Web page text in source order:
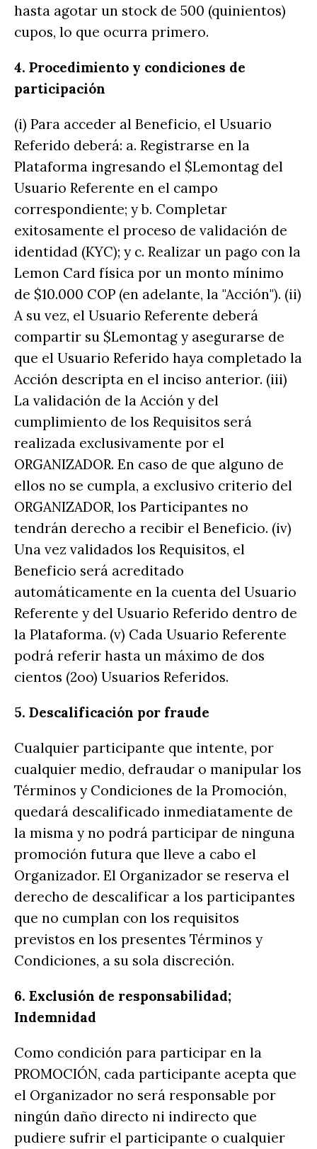
hasta agotar un stock de 500 (quinientos)
cupos, lo que ocurra primero.
4. Procedimiento y condiciones de
participación
(i) Para acceder al Beneficio, el Usuario
Referido deberá: a. Registrarse en la
Plataforma ingresando el $Lemontag del
Usuario Referente en el campo
correspondiente; y b. Completar
exitosamente el proceso de validación de
identidad (KYC); y c. Realizar un pago con la
Lemon Card física por un monto mínimo
de $10.000 COP (en adelante, la "Acción"). (ii)
A su vez, el Usuario Referente deberá
compartir su $Lemontag y asegurarse de
que el Usuario Referido haya completado la
Acción descripta en el inciso anterior. (iii)
La validación de la Acción y del
cumplimiento de los Requisitos será
realizada exclusivamente por el
ORGANIZADOR. En caso de que alguno de
ellos no se cumpla, a exclusivo criterio del
ORGANIZADOR, los Participantes no
tendrán derecho a recibir el Beneficio. (iv)
Una vez validados los Requisitos, el
Beneficio será acreditado
automáticamente en la cuenta del Usuario
Referente y del Usuario Referido dentro de
la Plataforma. (v) Cada Usuario Referente
podrá referir hasta un máximo de dos
cientos (2oo) Usuarios Referidos.
5. Descalificación por fraude
Cualquier participante que intente, por
cualquier medio, defraudar o manipular los
Términos y Condiciones de la Promoción,
quedará descalificado inmediatamente de
la misma y no podrá participar de ninguna
promoción futura que lleve a cabo el
Organizador. El Organizador se reserva el
derecho de descalificar a los participantes
que no cumplan con los requisitos
previstos en los presentes Términos y
Condiciones, a su sola discreción.
6. Exclusión de responsabilidad;
Indemnidad
Como condición para participar en la
PROMOCIÓN, cada participante acepta que
el Organizador no será responsable por
ningún daño directo ni indirecto que
pudiere sufrir el participante o cualquier